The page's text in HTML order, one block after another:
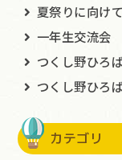
夏祭りに向けて
一年生交流会
つくし野ひろ
つくし野ひろ
カテゴリ